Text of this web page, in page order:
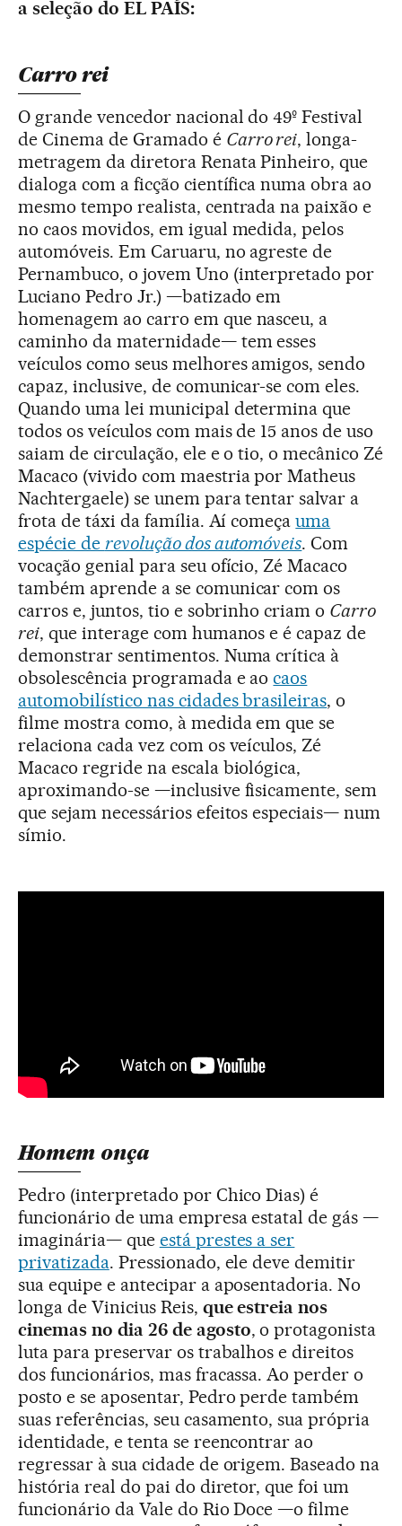
a seleção do EL PAÍS:
Carro rei
O grande vencedor nacional do 49º Festival
de Cinema de Gramado é Carro rei, longa-
metragem da diretora Renata Pinheiro, que
dialoga com a ficção científica numa obra ao
mesmo tempo realista, centrada na paixão e
no caos movidos, em igual medida, pelos
automóveis. Em Caruaru, no agreste de
Pernambuco, o jovem Uno (interpretado por
Luciano Pedro Jr.) —batizado em
homenagem ao carro em que nasceu, a
caminho da maternidade— tem esses
veículos como seus melhores amigos, sendo
capaz, inclusive, de comunicar-se com eles.
Quando uma lei municipal determina que
todos os veículos com mais de 15 anos de uso
saiam de circulação, ele e o tio, o mecânico Zé
Macaco (vivido com maestria por Matheus
Nachtergaele) se unem para tentar salvar a
frota de táxi da família. Aí começauma
espécie de revolução dos automóveis. Com
vocação genial para seu ofício, Zé Macaco
também aprende a se comunicar com os
carros e, juntos, tio e sobrinho criam o Carro
rei, que interage com humanos e é capaz de
demonstrar sentimentos. Numa crítica à
obsolescência programada e aocaos
automobilístico nas cidades brasileiras, o
filme mostra como, à medida em que se
relaciona cada vez com os veículos, Zé
Macaco regride na escala biológica,
aproximando-se —inclusive fisicamente, sem
que sejam necessários efeitos especiais— num
símio.
Homem onça
Pedro (interpretado por Chico Dias) é
funcionário de uma empresa estatal de gás —
imaginária— que está prestes a ser
privatizada. Pressionado, ele deve demitir
sua equipe e antecipar a aposentadoria. No
longa de Vinicius Reis, que estreia nos
cinemas no dia 26 de agosto, o protagonista
luta para preservar os trabalhos e direitos
dos funcionários, mas fracassa. Ao perder o
posto e se aposentar, Pedro perde também
suas referências, seu casamento, sua própria
identidade, e tenta se reencontrar ao
regressar à sua cidade de origem. Baseado na
história real do pai do diretor, que foi um
funcionário da Vale do Rio Doce —o filme